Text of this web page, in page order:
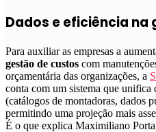
Dados e eficiência
Para auxiliar as empresas a
gestão de custos com
orçamentária das organizações, a
conta com um sistema que unifica
(catálogos de montadoras, dados
permitindo uma projeção mais
É o que explica Maximiliano